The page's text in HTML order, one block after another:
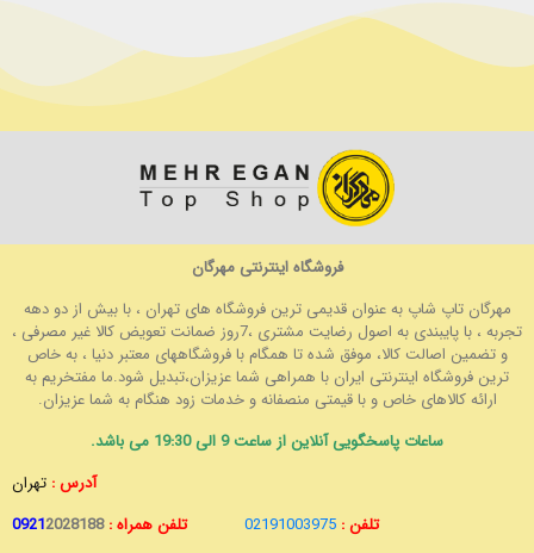
فروشگاه اینترنتی مهرگان
مهرگان تاپ شاپ به عنوان قدیمی ترین فروشگاه های تهران ، با بیش از دو دهه
تجربه ، با پایبندی به اصول رضایت مشتری ،7روز ضمانت تعویض کالا غیر مصرفی ،
و تضمین اصالت کالا، موفق شده تا همگام با فروشگاههای معتبر دنیا ، به خاص
ترین فروشگاه اینترنتی ایران با همراهی شما عزیزان،تبدیل شود.ما مفتخریم به
ارائه کالاهای خاص و با قیمتی منصفانه و خدمات زود هنگام به شما عزیزان.
ساعات پاسخگویی آنلاین از ساعت 9 الی 19:30 می باشد.
آدرس : تهران
تلفن : 02191003975 تلفن همراه : 09212028188